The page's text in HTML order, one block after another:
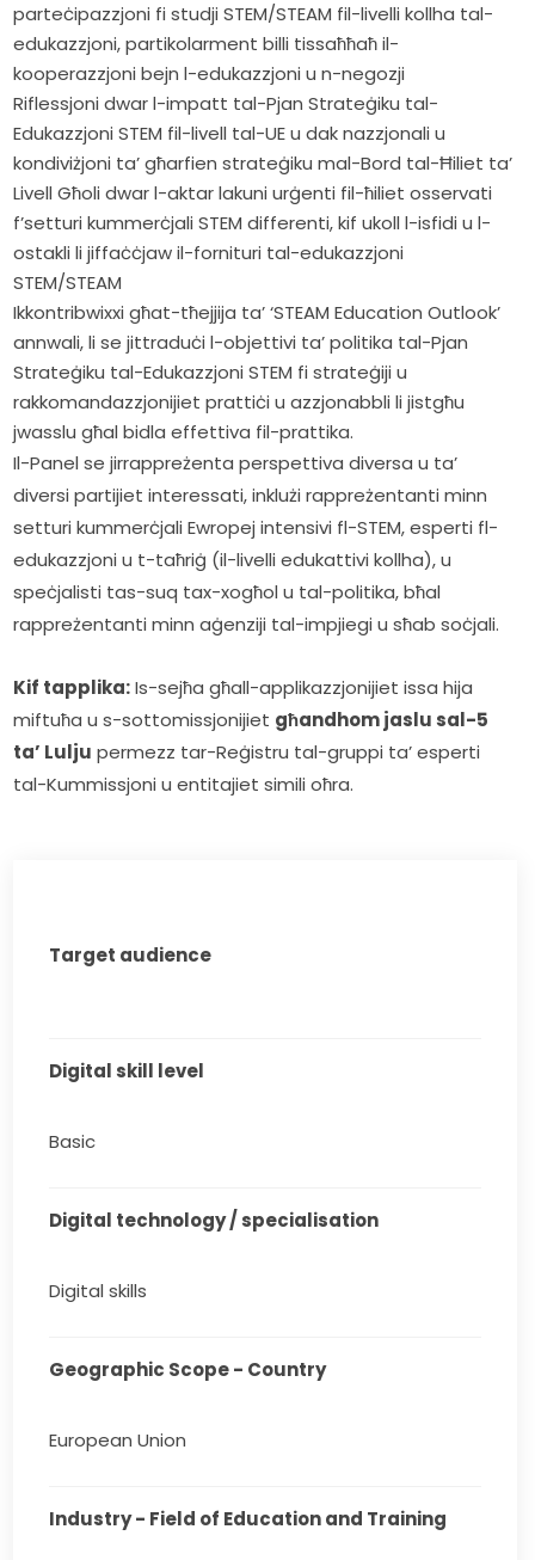
parteċipazzjoni fi studji STEM/STEAM fil-livelli kollha tal-
edukazzjoni, partikolarment billi tissaħħaħ il-
kooperazzjoni bejn l-edukazzjoni u n-negozji
Riflessjoni dwar l-impatt tal-Pjan Strateġiku tal-
Edukazzjoni STEM fil-livell tal-UE u dak nazzjonali u
kondiviżjoni ta’ għarfien strateġiku mal-Bord tal-Ħiliet ta’
Livell Għoli dwar l-aktar lakuni urġenti fil-ħiliet osservati
f’setturi kummerċjali STEM differenti, kif ukoll l-isfidi u l-
ostakli li jiffaċċjaw il-fornituri tal-edukazzjoni
STEM/STEAM
Ikkontribwixxi għat-tħejjija ta’ ‘STEAM Education Outlook’
annwali, li se jittraduċi l-objettivi ta’ politika tal-Pjan
Strateġiku tal-Edukazzjoni STEM fi strateġiji u
rakkomandazzjonijiet prattiċi u azzjonabbli li jistgħu
jwasslu għal bidla effettiva fil-prattika.
Il-Panel se jirrappreżenta perspettiva diversa u ta’
diversi partijiet interessati, inklużi rappreżentanti minn
setturi kummerċjali Ewropej intensivi fl-STEM, esperti fl-
edukazzjoni u t-taħriġ (il-livelli edukattivi kollha), u
speċjalisti tas-suq tax-xogħol u tal-politika, bħal
rappreżentanti minn aġenziji tal-impjiegi u sħab soċjali.
Kif tapplika: Is-sejħa għall-applikazzjonijiet issa hija
miftuħa u s-sottomissjonijiet għandhom jaslu sal-5
ta’ Lulju permezz tar-Reġistru tal-gruppi ta’ esperti
tal-Kummissjoni u entitajiet simili oħra.
Target audience
Digital skill level
Basic
Digital technology / specialisation
Digital skills
Geographic Scope - Country
European Union
Industry - Field of Education and Training